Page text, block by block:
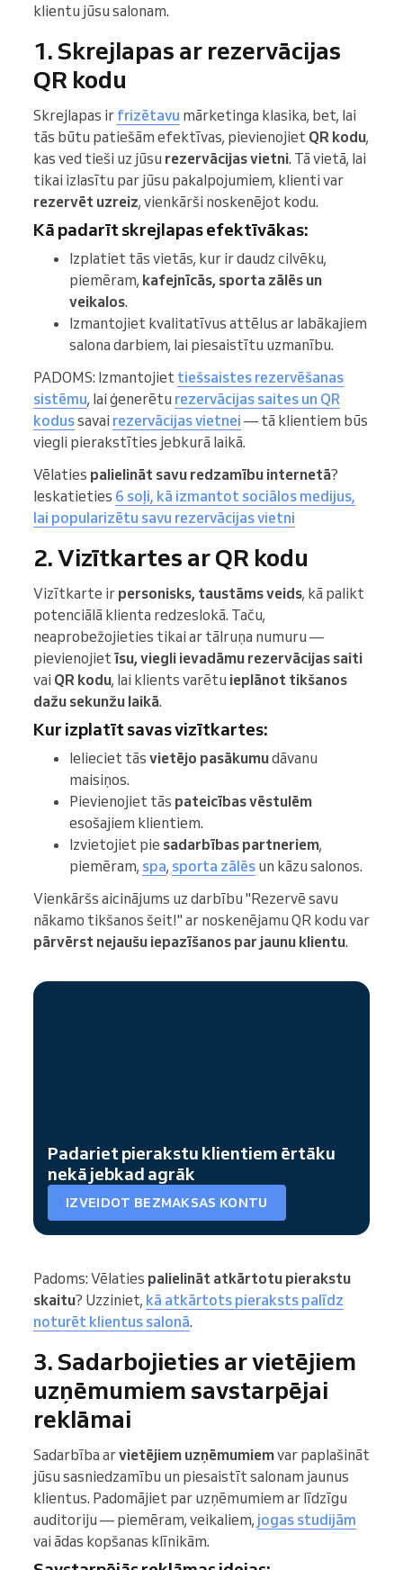
klientu jūsu salonam.
1. Skrejlapas ar rezervācijas
QR kodu
Skrejlapas ir frizētavu mārketinga klasika, bet, lai
tās būtu patiešām efektīvas, pievienojiet QR kodu,
kas ved tieši uz jūsu rezervācijas vietni. Tā vietā, lai
tikai izlasītu par jūsu pakalpojumiem, klienti var
rezervēt uzreiz, vienkārši noskenējot kodu.
Kā padarīt skrejlapas efektīvākas:
Izplatiet tās vietās, kur ir daudz cilvēku,
piemēram, kafejnīcās, sporta zālēs un
veikalos.
Izmantojiet kvalitatīvus attēlus ar labākajiem
salona darbiem, lai piesaistītu uzmanību.
PADOMS: Izmantojiet tiešsaistes rezervēšanas
sistēmu, lai ģenerētu rezervācijas saites un QR
kodussavai rezervācijas vietnei — tā klientiem būs
viegli pierakstīties jebkurā laikā.
Vēlaties palielināt savu redzamību internetā?
Ieskatieties 6 soļi, kā izmantot sociālos medijus,
lai popularizētu savu rezervācijas vietni
2. Vizītkartes ar QR kodu
Vizītkarte ir personisks, taustāms veids, kā palikt
potenciālā klienta redzeslokā. Taču,
neaprobežojieties tikai ar tālruņa numuru —
pievienojietīsu, viegli ievadāmu rezervācijas saiti
vai QR kodu, lai klients varētu ieplānot tikšanos
dažu sekunžu laikā.
Kur izplatīt savas vizītkartes:
Ielieciet tās vietējo pasākumudāvanu
maisiņos.
Pievienojiet tās pateicības vēstulēm
esošajiem klientiem.
Izvietojiet pie sadarbības partneriem,
piemēram, spa, sporta zālēs un kāzu salonos.
Vienkāršs aicinājums uz darbību "Rezervē savu
nākamo tikšanos šeit!" ar noskenējamu QR kodu var
pārvērst nejaušu iepazīšanos par jaunu klientu.
Padariet pierakstu klientiem ērtāku
nekā jebkad agrāk
IZVEIDOT BEZMAKSAS KONTU
Padoms: Vēlaties palielināt atkārtotu pierakstu
skaitu? Uzziniet, kā atkārtots pieraksts palīdz
noturēt klientus salonā.
3. Sadarbojieties ar vietējiem
uzņēmumiem savstarpējai
reklāmai
Sadarbība arvietējiem uzņēmumiemvar paplašināt
jūsu sasniedzamību un piesaistīt salonam jaunus
klientus. Padomājiet par uzņēmumiem ar līdzīgu
auditoriju — piemēram, veikaliem, jogas studijām
vai ādas kopšanas klīnikām.